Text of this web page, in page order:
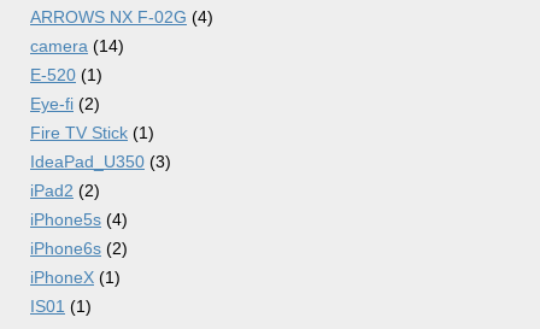
ARROWS NX F-02G (4)
camera (14)
E-520 (1)
Eye-fi (2)
Fire TV Stick (1)
IdeaPad_U350 (3)
iPad2 (2)
iPhone5s (4)
iPhone6s (2)
iPhoneX (1)
IS01 (1)